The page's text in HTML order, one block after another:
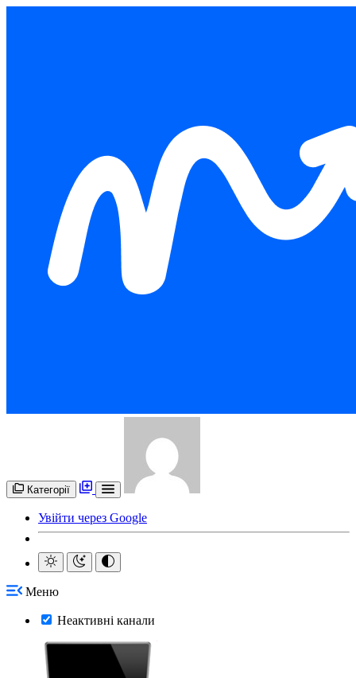
Категорії
Увійти через Google
Меню
Неактивні канали